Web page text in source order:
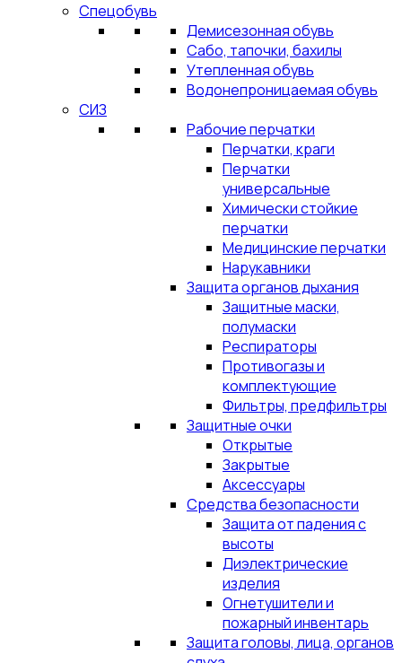
Спецобувь
Демисезонная обувь
Сабо, тапочки, бахилы
Утепленная обувь
Водонепроницаемая обувь
СИЗ
Рабочие перчатки
Перчатки, краги
Перчатки
универсальные
Химически стойкие
перчатки
Медицинские перчатки
Нарукавники
Защита органов дыхания
Защитные маски,
полумаски
Респираторы
Противогазы и
комплектующие
Фильтры, предфильтры
Защитные очки
Открытые
Закрытые
Аксессуары
Средства безопасности
Защита от падения с
высоты
Диэлектрические
изделия
Огнетушители и
пожарный инвентарь
Защита головы, лица, органов